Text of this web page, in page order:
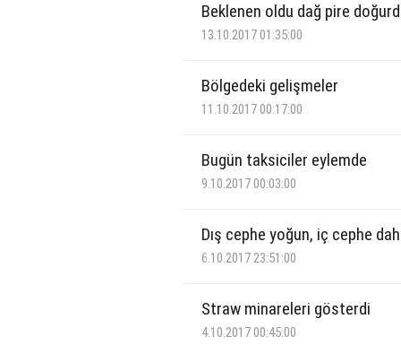
Beklenen oldu dağ pire
13.10.2017 01:35:00
Bölgedeki gelişmeler
11.10.2017 00:17:00
Bugün taksiciler eylemde
9.10.2017 00:03:00
Dış cephe yoğun, iç cephe
6.10.2017 23:51:00
Straw minareleri gösterdi
4.10.2017 00:45:00